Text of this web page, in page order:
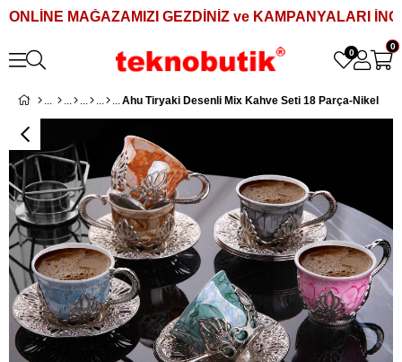
ONLİNE MAĞAZAMIZI GEZDİNİZ ve KAMPANYALARI
0
0
Ahu Tiryaki Desenli Mix Kahve Seti 18 Parça-Nikel